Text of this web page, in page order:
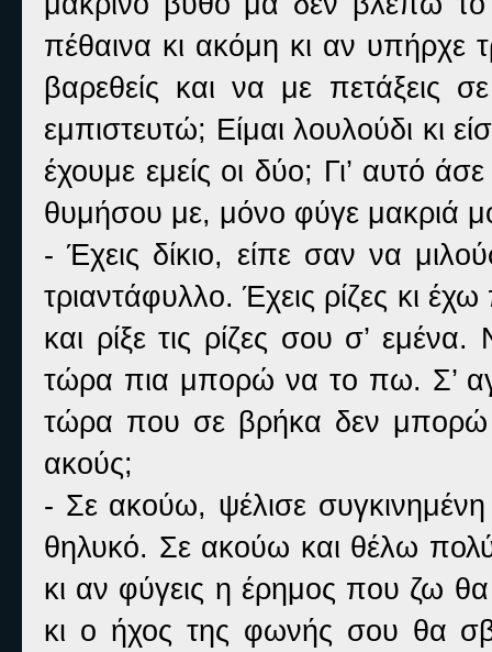
πέθαινα κι ακόμη κι αν υπήρχε
βαρεθείς και να με
εμπιστευτώ; Είμαι λουλούδι κι
έχουμε εμείς οι δύο; Γι’ αυτό
θυμήσου με, μόνο φύγε μακριά
- Έχεις δίκιο, είπε σαν να
τριαντάφυλλο. Έχεις ρίζες κι
και ρίξε τις ρίζες σου σ’
τώρα πια μπορώ να το πω. Σ’
τώρα που σε βρήκα δεν
ακούς;
- Σε ακούω, ψέλισε
θηλυκό. Σε ακούω και θέλω
κι αν φύγεις η έρημος που ζω θα
κι ο ήχος της φωνής σου θα